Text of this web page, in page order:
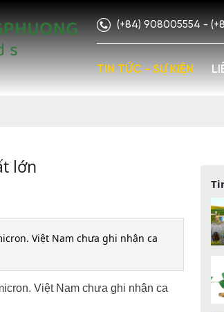
(+84) 908005554 -
TIN TỨC - SỰ KIỆN
lớn
Việt Nam chưa ghi nhận ca
Việt Nam chưa ghi nhận ca